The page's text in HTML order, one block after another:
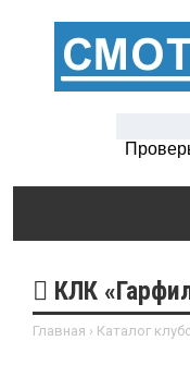
КЛК
Главная › Каталог